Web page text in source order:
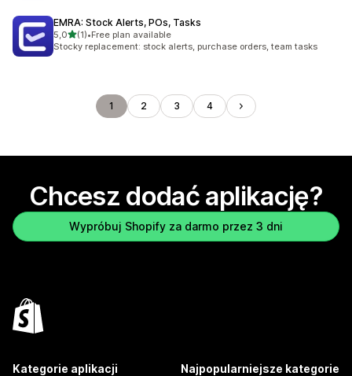
EMRA: Stock Alerts, POs, Tasks
5,0na 5 gwiazdek
(1)
Łączna liczba recenzji: 1
•Free plan available
Stocky replacement: stock alerts, purchase orders, team tasks
1 2 3 4
Chcesz dodać aplikację?
Wypróbuj Shopify za darmo przez 3 dni
Kategorie aplikacji Najpopularniejsze kategorie